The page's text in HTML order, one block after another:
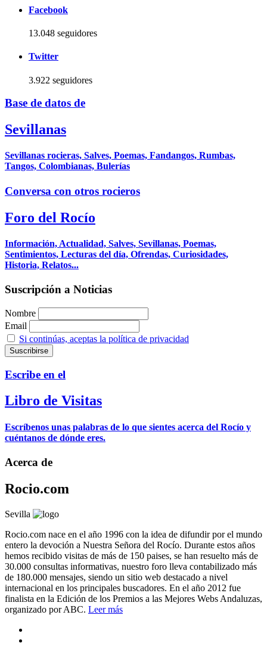
Facebook
13.048 seguidores
Twitter
3.922 seguidores
Base de datos de
Sevillanas
Sevillanas rocieras, Salves, Poemas, Fandangos, Rumbas,
Tangos, Colombianas, Bulerías
Conversa con otros rocieros
Foro del Rocío
Información, Actualidad, Salves, Sevillanas, Poemas,
Sentimientos, Lecturas del día, Ofrendas, Curiosidades,
Historia, Relatos...
Suscripción a Noticias
Nombre
Email
Si continúas, aceptas la política de privacidad
Escribe en el
Libro de Visitas
Escríbenos unas palabras de lo que sientes acerca del Rocío y
cuéntanos de dónde eres.
Acerca de
Rocio.com
Sevilla
Rocio.com nace en el año 1996 con la idea de difundir por el mundo
entero la devoción a Nuestra Señora del Rocío. Durante estos años
hemos recibido visitas de más de 150 paises, se han resuelto más de
30.000 consultas informativas, nuestro foro lleva contabilizado más
de 180.000 mensajes, siendo un sitio web destacado a nivel
internacional en los principales buscadores. En el año 2012 fue
finalista en la Edición de los Premios a las Mejores Webs Andaluzas,
organizado por ABC. Leer más